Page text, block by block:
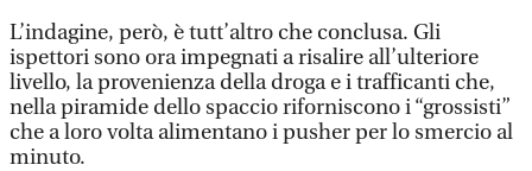
L’indagine, però, è tutt’altro che conclusa. Gli
ispettori sono ora impegnati a risalire all’ulteriore
livello, la provenienza della droga e i trafficanti che,
nella piramide dello spaccio riforniscono i “grossisti”
che a loro volta alimentano i pusher per lo smercio al
minuto.